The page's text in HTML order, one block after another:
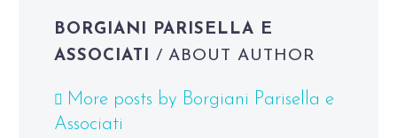
BORGIANI PARISELLA E
ASSOCIATI / ABOUT AUTHOR
More posts by Borgiani Parisella e
Associati